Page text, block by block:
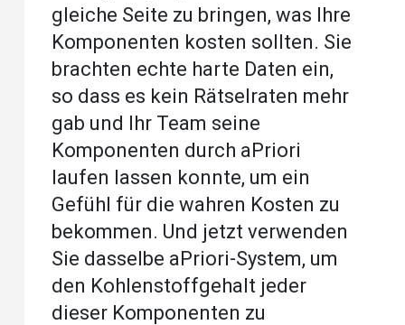
gleiche Seite zu bringen, was Ihre
Komponenten kosten sollten. Sie
brachten echte harte Daten ein,
so dass es kein Rätselraten mehr
gab und Ihr Team seine
Komponenten durch aPriori
laufen lassen konnte, um ein
Gefühl für die wahren Kosten zu
bekommen. Und jetzt verwenden
Sie dasselbe aPriori-System, um
den Kohlenstoffgehalt jeder
dieser Komponenten zu